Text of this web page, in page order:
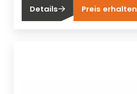
Details Preis erhalten